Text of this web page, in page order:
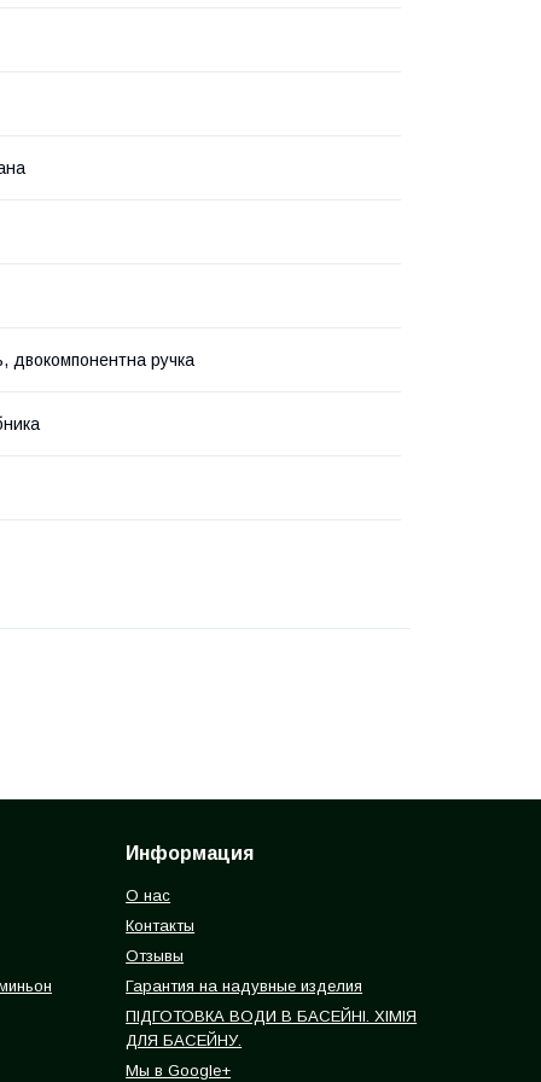
двокомпонентна ручка
Информация
О нас
Контакты
Отзывы
Гарантия на надувные изделия
ПІДГОТОВКА ВОДИ В БАСЕЙНІ. ХІМІЯ
ДЛЯ БАСЕЙНУ.
Мы в Google+